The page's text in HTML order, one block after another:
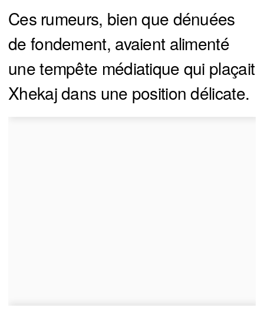
Ces rumeurs, bien que dénuées
de fondement, avaient alimenté
une tempête médiatique qui plaçait
Xhekaj dans une position délicate.